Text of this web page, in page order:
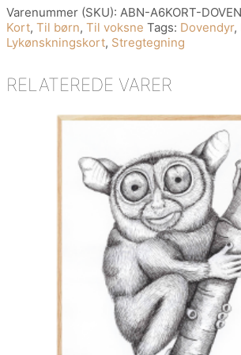
Kuvert
antal
Varenummer (SKU): ABN-A6KORT-
Kort, Til børn, Til voksne Tags: Dovendyr,
Lykønskningskort, Stregtegning
RELATEREDE VARER